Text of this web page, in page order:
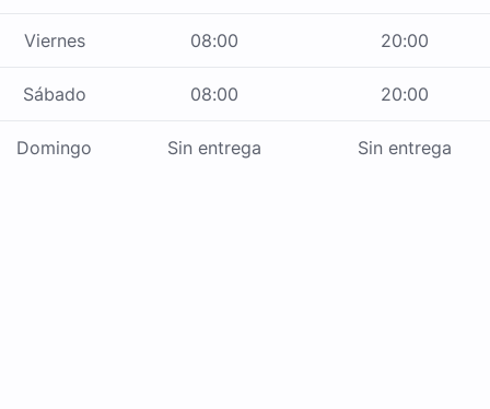
Viernes 08:00 20:00
Sábado 08:00 20:00
Domingo Sin entrega Sin entrega